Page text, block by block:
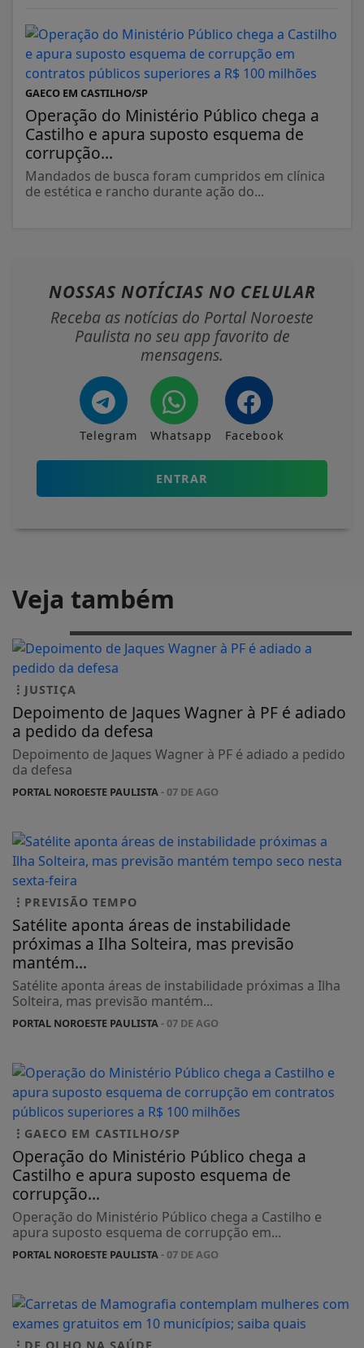
GAECO EM CASTILHO/SP
Operação do Ministério Público chega a
Castilho e apura suposto esquema de
corrupção...
Mandados de busca foram cumpridos em clínica
de estética e rancho durante ação do...
NOSSAS NOTÍCIAS NO CELULAR
Receba as notícias do Portal Noroeste
Paulista no seu app favorito de
mensagens.
Telegram Whatsapp Facebook
ENTRAR
Veja também
JUSTIÇA
Depoimento de Jaques Wagner à PF é adiado
a pedido da defesa
Depoimento de Jaques Wagner à PF é adiado a pedido
da defesa
PORTAL NOROESTE PAULISTA- 07 DE AGO
PREVISÃO TEMPO
Satélite aponta áreas de instabilidade
próximas a Ilha Solteira, mas previsão
mantém...
Satélite aponta áreas de instabilidade próximas a Ilha
Solteira, mas previsão mantém...
PORTAL NOROESTE PAULISTA- 07 DE AGO
GAECO EM CASTILHO/SP
Operação do Ministério Público chega a
Castilho e apura suposto esquema de
corrupção...
Operação do Ministério Público chega a Castilho e
apura suposto esquema de corrupção em...
PORTAL NOROESTE PAULISTA- 07 DE AGO